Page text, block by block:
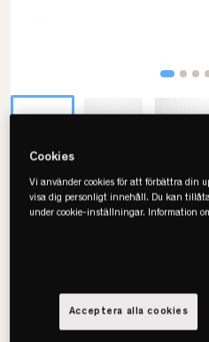
Tempur
Form 5cm
Välj storlek
80x200
Cookies
Vi använder cookies för att förbättra din
visa dig personligt innehåll. Du kan
under cookie-inställningar. Information
Acceptera alla cookies